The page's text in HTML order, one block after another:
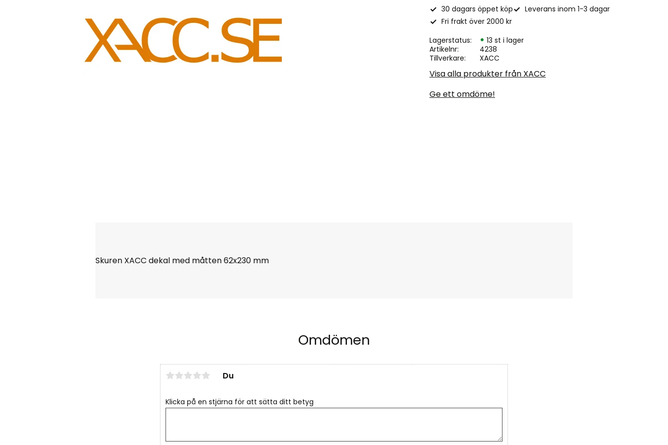
30 dagars öppet köp
Leverans inom 1-3 dagar
Fri frakt över 2000 kr
Lagerstatus
13 st i lager
Artikelnr
4238
Tillverkare
XACC
Visa alla produkter från XACC
Ge ett omdöme!
Skuren XACC dekal med måtten 62x230 mm
Omdömen
Du
Klicka på en stjärna för att sätta ditt betyg